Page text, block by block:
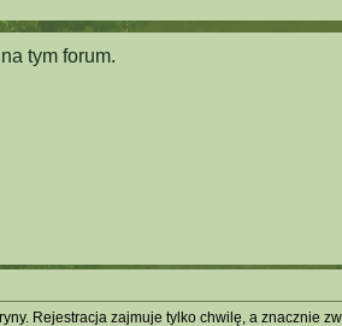
tym forum.
Rejestracja zajmuje tylko chwilę, a znacznie